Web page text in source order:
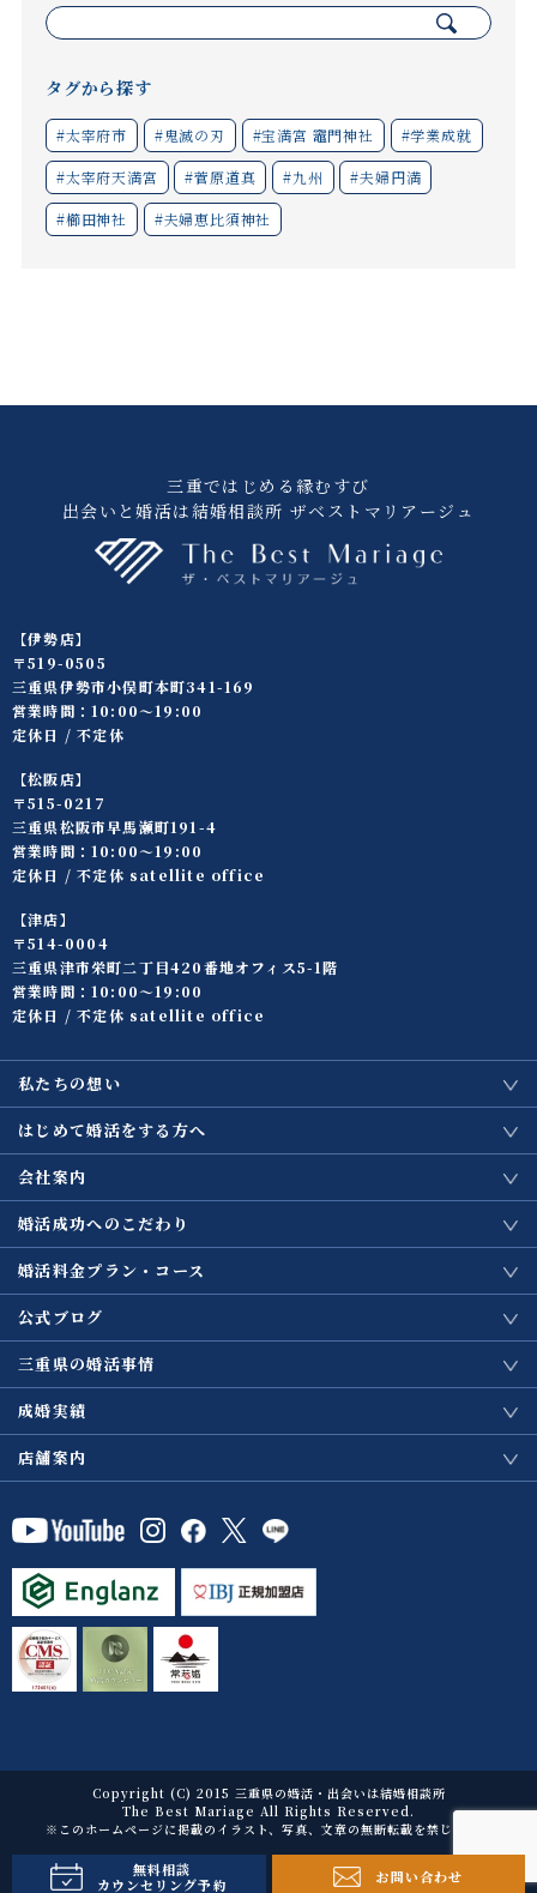
索:
タグから探す
#太宰府市 #鬼滅の刃 #宝満宮 竈門神社 #学業成就
#太宰府天満宮 #菅原道真 #九州 #夫婦円満
#櫛田神社 #夫婦恵比須神社
三重ではじめる縁むすび
出会いと婚活は結婚相談所 ザベストマリアージュ
【伊勢店】
〒519-0505
三重県伊勢市小俣町本町341-169
営業時間：10:00〜19:00
定休日 / 不定休
【松阪店】
〒515-0217
三重県松阪市早馬瀬町191-4
営業時間：10:00〜19:00
定休日 / 不定休 satellite office
【津店】
〒514-0004
三重県津市栄町二丁目420番地オフィス5-1階
営業時間：10:00〜19:00
定休日 / 不定休 satellite office
私たちの想い
はじめて婚活をする方へ
会社案内
婚活成功へのこだわり
婚活料金プラン・コース
公式ブログ
三重県の婚活事情
成婚実績
店舗案内
Copyright (C) 2015 三重県の婚活・出会いは結婚相談所
The Best Mariage All Rights Reserved.
※このホームページに掲載のイラスト、写真、文章の無断転載を禁じます。
無料相談
カウンセリング予約
お問い合わせ